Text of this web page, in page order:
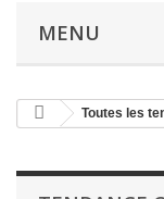
MENU
Toutes les